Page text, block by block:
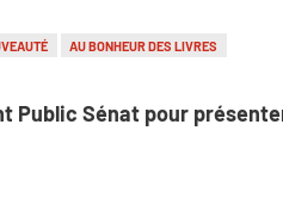
AU BONHEUR DES LIVRES
Public Sénat pour